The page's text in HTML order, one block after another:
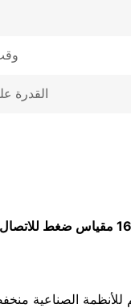
القدرة
هذا المقياس الضغطي المدمج 60